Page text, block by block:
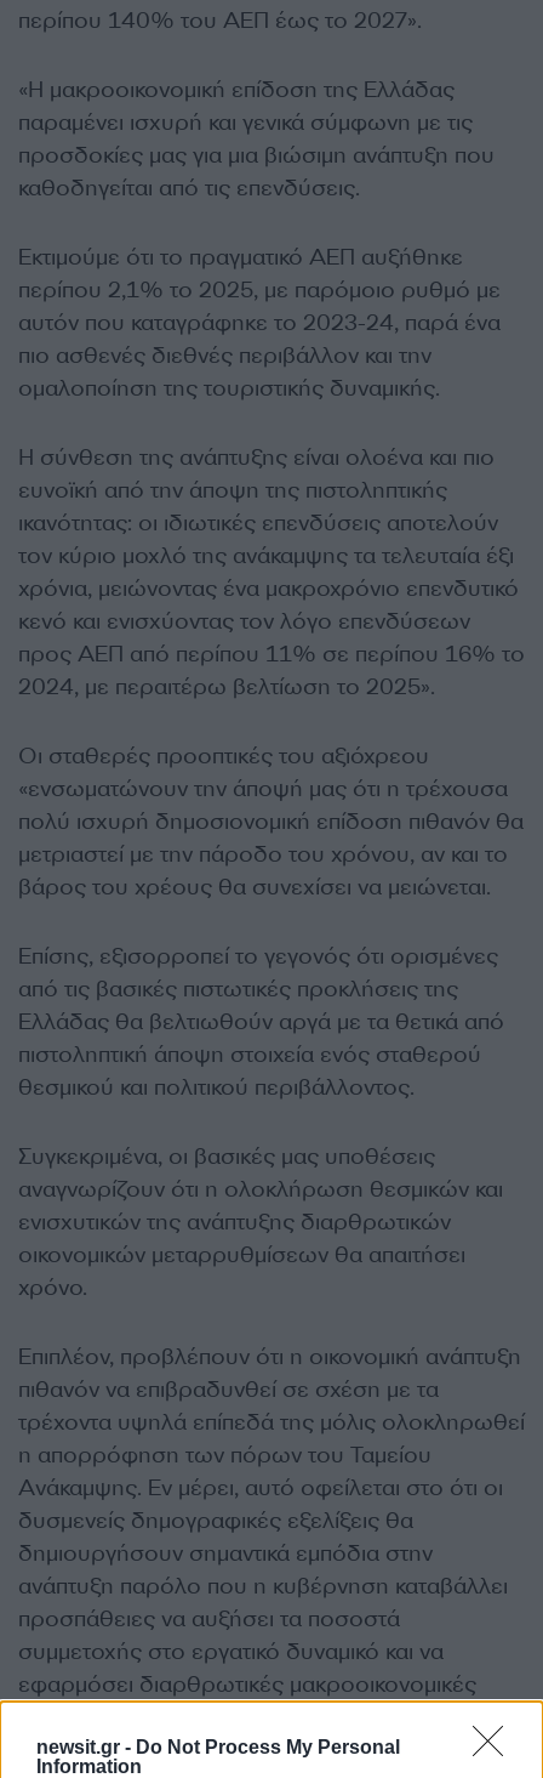
newsit.gr - Do Not Process My Personal
Information
περίπου 140% του ΑΕΠ έως το 2027».
«Η μακροοικονομική επίδοση της Ελλάδας
παραμένει ισχυρή και γενικά σύμφωνη με τις
προσδοκίες μας για μια βιώσιμη ανάπτυξη που
καθοδηγείται από τις επενδύσεις.
Εκτιμούμε ότι το πραγματικό ΑΕΠ αυξήθηκε
περίπου 2,1% το 2025, με παρόμοιο ρυθμό με
αυτόν που καταγράφηκε το 2023-24, παρά ένα
πιο ασθενές διεθνές περιβάλλον και την
ομαλοποίηση της τουριστικής δυναμικής.
Η σύνθεση της ανάπτυξης είναι ολοένα και πιο
ευνοϊκή από την άποψη της πιστοληπτικής
ικανότητας: οι ιδιωτικές επενδύσεις αποτελούν
τον κύριο μοχλό της ανάκαμψης τα τελευταία έξι
χρόνια, μειώνοντας ένα μακροχρόνιο επενδυτικό
κενό και ενισχύοντας τον λόγο επενδύσεων
προς ΑΕΠ από περίπου 11% σε περίπου 16% το
2024, με περαιτέρω βελτίωση το 2025».
Οι σταθερές προοπτικές του αξιόχρεου
«ενσωματώνουν την άποψή μας ότι η τρέχουσα
πολύ ισχυρή δημοσιονομική επίδοση πιθανόν θα
μετριαστεί με την πάροδο του χρόνου, αν και το
βάρος του χρέους θα συνεχίσει να μειώνεται.
Επίσης, εξισορροπεί το γεγονός ότι ορισμένες
από τις βασικές πιστωτικές προκλήσεις της
Ελλάδας θα βελτιωθούν αργά με τα θετικά από
πιστοληπτική άποψη στοιχεία ενός σταθερού
θεσμικού και πολιτικού περιβάλλοντος.
Συγκεκριμένα, οι βασικές μας υποθέσεις
αναγνωρίζουν ότι η ολοκλήρωση θεσμικών και
ενισχυτικών της ανάπτυξης διαρθρωτικών
οικονομικών μεταρρυθμίσεων θα απαιτήσει
χρόνο.
Επιπλέον, προβλέπουν ότι η οικονομική ανάπτυξη
πιθανόν να επιβραδυνθεί σε σχέση με τα
τρέχοντα υψηλά επίπεδά της μόλις ολοκληρωθεί
η απορρόφηση των πόρων του Ταμείου
Ανάκαμψης. Εν μέρει, αυτό οφείλεται στο ότι οι
δυσμενείς δημογραφικές εξελίξεις θα
δημιουργήσουν σημαντικά εμπόδια στην
ανάπτυξη παρόλο που η κυβέρνηση καταβάλλει
προσπάθειες να αυξήσει τα ποσοστά
συμμετοχής στο εργατικό δυναμικό και να
εφαρμόσει διαρθρωτικές μακροοικονομικές